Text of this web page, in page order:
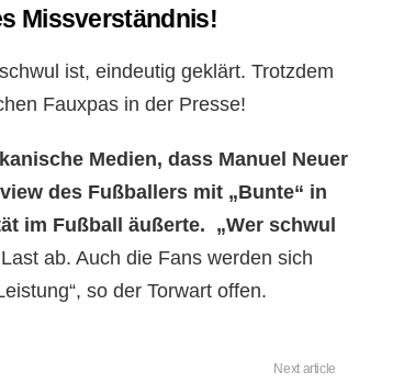
Missverständnis!
ist, eindeutig geklärt. Trotzdem
Fauxpas in der Presse!
Medien, dass Manuel Neuer
des Fußballers mit „Bunte“ in
im Fußball äußerte. „Wer schwul
ab. Auch die Fans werden sich
so der Torwart offen.
Next article